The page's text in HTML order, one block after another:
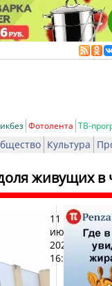
Фотолента ТВ-
Культура
живущих в
11
июня
2025,
16:40